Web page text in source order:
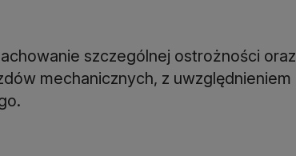
szczególnej ostrożności oraz
mechanicznych, z uwzględnieniem